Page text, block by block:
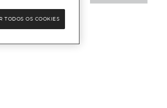
TODOS OS COOKIES